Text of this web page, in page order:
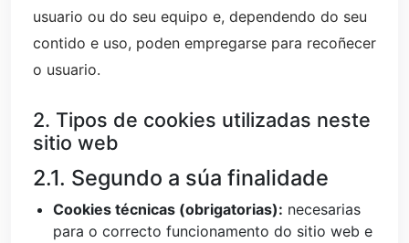
usuario ou do seu equipo e, dependendo do seu
contido e uso, poden empregarse para recoñecer
o usuario.
2. Tipos de cookies utilizadas neste
sitio web
2.1. Segundo a súa finalidade
Cookies técnicas (obrigatorias): necesarias
para o correcto funcionamento do sitio web e